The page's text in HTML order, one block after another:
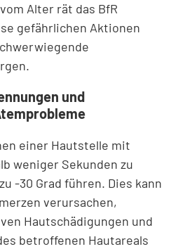
Alter rät das BfR
gefährlichen Aktionen
und
einer Hautstelle mit
weniger Sekunden zu
-30 Grad führen. Dies kann
verursachen,
Hautschädigungen und
betroffenen Hautareals